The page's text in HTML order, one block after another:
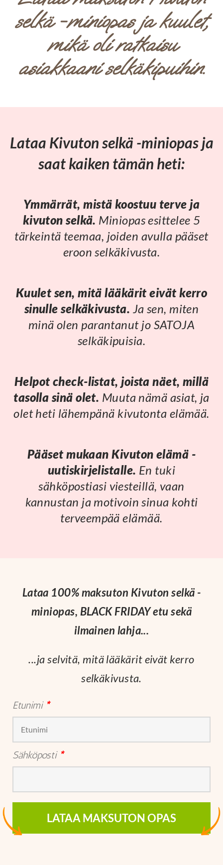
selkä -miniopas ja kuulet,
mikä oli ratkaisu
asiakkaani selkäkipuihin.
Lataa Kivuton selkä -miniopas ja
saat kaiken tämän heti:
Ymmärrät, mistä koostuu terve ja
kivuton selkä. Miniopas esittelee 5
tärkeintä teemaa, joiden avulla pääset
eroon selkäkivusta.
Kuulet sen, mitä lääkärit eivät kerro
sinulle selkäkivusta. Ja sen, miten
minä olen parantanut jo SATOJA
selkäkipuisia.
Helpot check-listat, joista näet, millä
tasolla sinä olet. Muuta nämä asiat, ja
olet heti lähempänä kivutonta elämää.
Pääset mukaan Kivuton elämä -
uutiskirjelistalle. En tuki
sähköpostiasi viesteillä, vaan
kannustan ja motivoin sinua kohti
terveempää elämää.
Lataa 100% maksuton Kivuton selkä -
miniopas, BLACK FRIDAY etu sekä
ilmainen lahja...
...ja selvitä, mitä lääkärit eivät kerro
selkäkivusta.
Etunimi *
Sähköposti *
LATAA MAKSUTON OPAS